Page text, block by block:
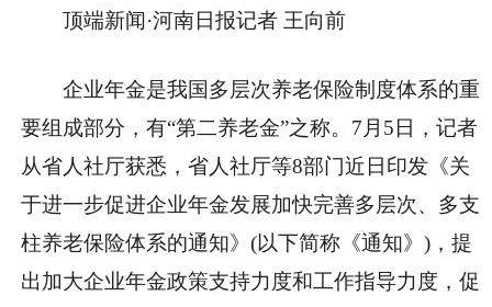
顶端新闻·河南日报记者 王向前
企业年金是我国多层次养老保险制度体系的重
要组成部分，有“第二养老金”之称。7月5日，记者
从省人社厅获悉，省人社厅等8部门近日印发《关
于进一步促进企业年金发展加快完善多层次、多支
柱养老保险体系的通知》(以下简称《通知》)，提
出加大企业年金政策支持力度和工作指导力度，促